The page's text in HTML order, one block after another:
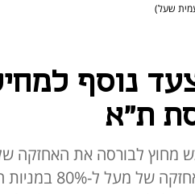
שעל)
נוסף
ת"א
מחוץ לבורסה את האחזקה
בפנינסולה; מיטב תעלה עתה לאחזקה